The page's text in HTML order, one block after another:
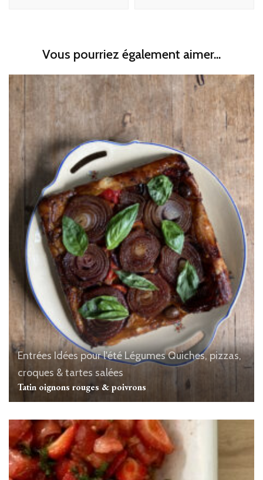
Vous pourriez également aimer...
Entrées Idées pour l'étéLégumesQuiches, pizzas,
croques & tartes salées
Tatin oignons rouges & poivrons